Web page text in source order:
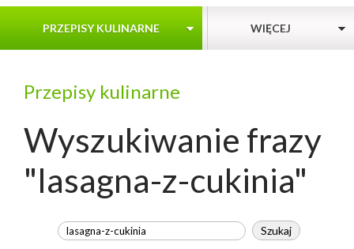
PRZEPISY KULINARNE WIĘCEJ
Przepisy kulinarne
Wyszukiwanie frazy
"lasagna-z-cukinia"